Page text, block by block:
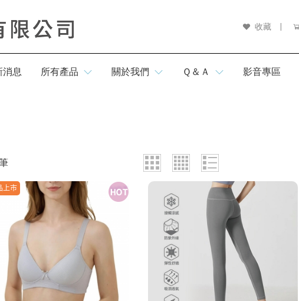
收藏
消息 所有產品
涼感寢具
涼感衣/褲
防曬外套
本月人氣王
WOMEN女
夏季衣褲
冬季衣褲
MEN男
夏季衣褲
KIDS幼童
關於我們 Ｑ＆Ａ
會員常見問題
售後服務問題
活動參加辦法
影音專區
上市